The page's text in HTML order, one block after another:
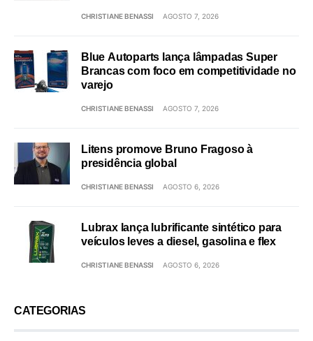
CHRISTIANE BENASSI AGOSTO 7, 2026
Blue Autoparts lança lâmpadas Super
Brancas com foco em competitividade no
varejo
CHRISTIANE BENASSI AGOSTO 7, 2026
Litens promove Bruno Fragoso à
presidência global
CHRISTIANE BENASSI AGOSTO 6, 2026
Lubrax lança lubrificante sintético para
veículos leves a diesel, gasolina e flex
CHRISTIANE BENASSI AGOSTO 6, 2026
CATEGORIAS